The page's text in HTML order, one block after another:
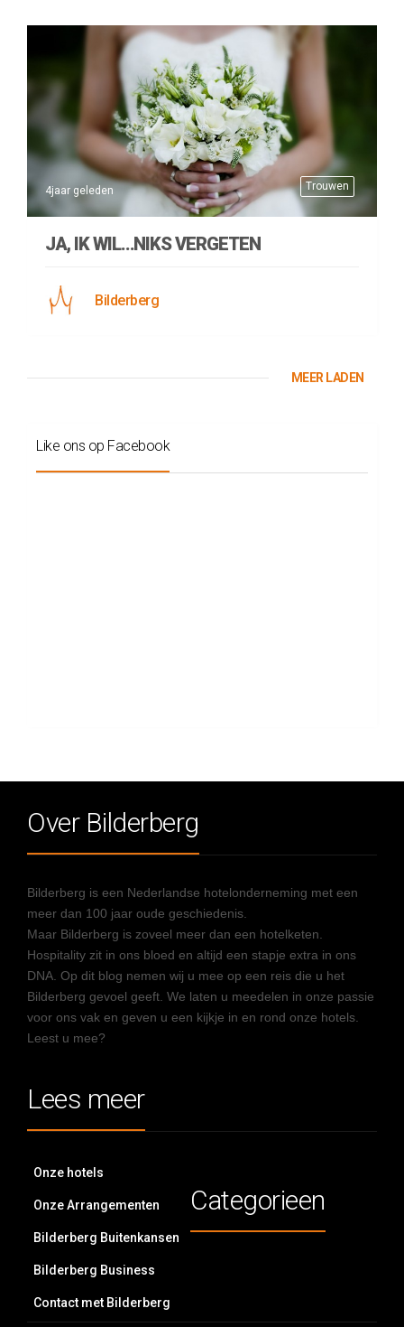
Trouwen
4jaar geleden
JA, IK WIL…NIKS VERGETEN
Bilderberg
MEER LADEN
Like ons op Facebook
Over Bilderberg
Bilderberg is een Nederlandse hotelonderneming met een
meer dan 100 jaar oude geschiedenis.
Maar Bilderberg is zoveel meer dan een hotelketen.
Hospitality zit in ons bloed en altijd een stapje extra in ons
DNA. Op dit blog nemen wij u mee op een reis die u het
Bilderberg gevoel geeft. We laten u meedelen in onze passie
voor ons vak en geven u een kijkje in en rond onze hotels.
Leest u mee?
Lees meer
Onze hotels
Onze Arrangementen
Bilderberg Buitenkansen
Bilderberg Business
Contact met Bilderberg
Categorieen